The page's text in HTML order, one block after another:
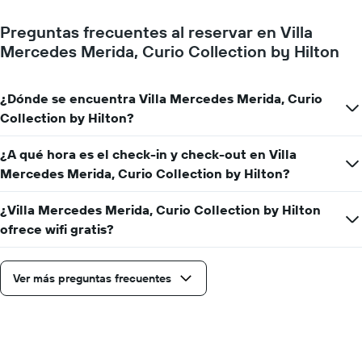
estadía
El
1
Y
que
indica
el
de
una
habitación
Preguntas frecuentes al reservar en Villa
Mercedes Merida, Curio Collection by Hilton
¿Dónde se encuentra Villa Mercedes Merida, Curio
Collection by Hilton?
¿A qué hora es el check-in y check-out en Villa
Mercedes Merida, Curio Collection by Hilton?
¿Villa Mercedes Merida, Curio Collection by Hilton
ofrece wifi gratis?
Ver más preguntas frecuentes